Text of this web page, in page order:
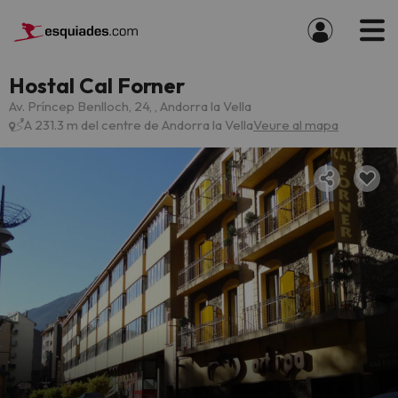
Hostal Cal Forner
Av. Príncep Benlloch, 24, , Andorra la Vella
A 231.3 m del centre de Andorra la VellaVeure al mapa